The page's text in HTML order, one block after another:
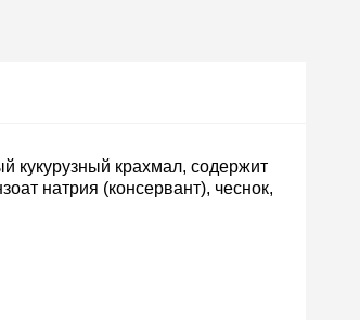
кукурузный крахмал, содержит
натрия (консервант), чеснок,